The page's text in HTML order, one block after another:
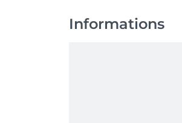
Informations